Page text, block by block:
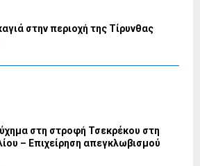
στην περιοχή της Τίρυνθας
στη στροφή Τσεκρέκου στη
– Επιχείρηση απεγκλωβισμού